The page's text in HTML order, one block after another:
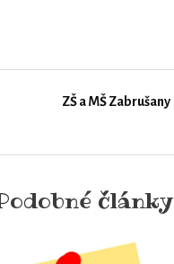
ZŠ a MŠ Zabrušany
články